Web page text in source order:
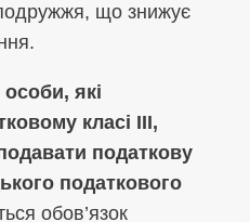
що знижує
особи, які
класі III,
податкову
податкового
обов’язок